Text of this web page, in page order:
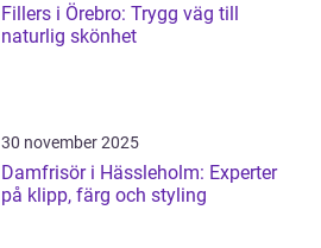
Fillers i Örebro: Trygg väg till
naturlig skönhet
30 november 2025
Damfrisör i Hässleholm: Experter
på klipp, färg och styling